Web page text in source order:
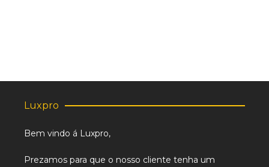
Luxpro
Bem vindo á Luxpro,
Prezamos para que o nosso cliente tenha um